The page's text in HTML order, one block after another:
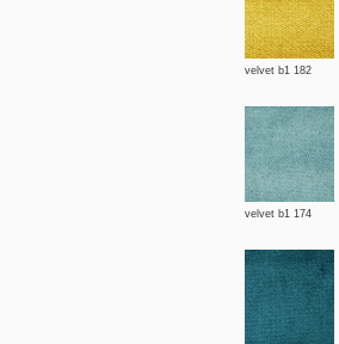
velvet b1 182
velvet b1 174